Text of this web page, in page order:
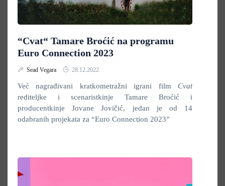
“Cvat“ Tamare Broćić na programu
Euro Connection 2023
Sead Vegara 28.12.2022.
Već nagrađivani kratkometražni igrani film Cvat
rediteljke i scenaristkinje Tamare Broćić i
producentkinje Jovane Jovičić, jedan je od 14
odabranih projekata za “Euro Connection 2023”